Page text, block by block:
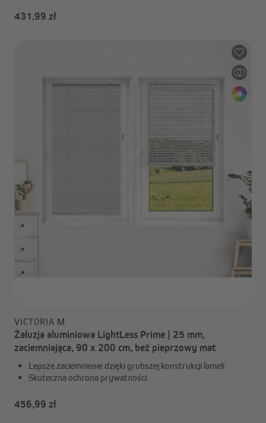
431,99 zł
VICTORIA M
Żaluzja aluminiowa LightLess Prime | 25 mm,
zaciemniająca, 90 x 200 cm, beż pieprzowy mat
Lepsze zaciemnienie dzięki grubszej konstrukcji lameli
Skuteczna ochrona prywatności
456,99 zł